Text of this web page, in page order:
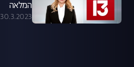
המלאה
30.3.2023